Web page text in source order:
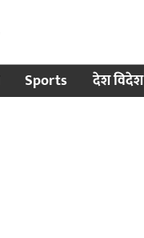
Sports देश विदेश